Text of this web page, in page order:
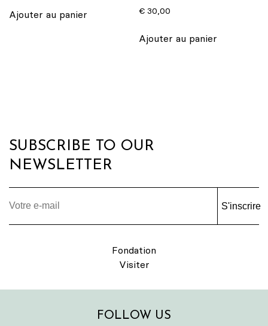
Ajouter au panier € 30,00
Ajouter au panier
SUBSCRIBE TO OUR
NEWSLETTER
S'inscrire
Fondation
Visiter
FOLLOW US